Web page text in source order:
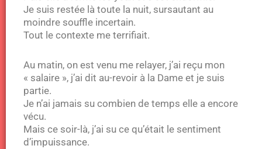
Je suis restée là toute la nuit, sursautant au
moindre souffle incertain.
Tout le contexte me terrifiait.
Au matin, on est venu me relayer, j’ai reçu mon
« salaire », j’ai dit au-revoir à la Dame et je suis
partie.
Je n’ai jamais su combien de temps elle a encore
vécu.
Mais ce soir-là, j’ai su ce qu’était le sentiment
d’impuissance.